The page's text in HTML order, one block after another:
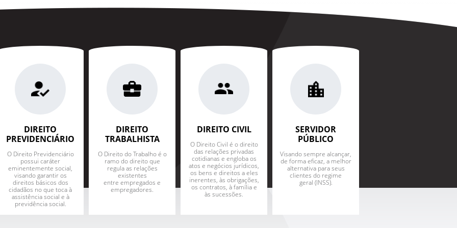
pagar carnê
preencher e
em auxílio-
DIREITO
PREVIDENCIÁRIO
O Direito Previdenciário
possui caráter
eminentemente social,
visando garantir os
direitos básicos dos
cidadãos no que toca à
assistência social e à
previdência social.
DIREITO
TRABALHISTA
O Direito do Trabalho é o
ramo do direito que
regula as relações
existentes
entre empregados e
empregadores.
DIREITO CIVIL
O Direito Civil é o direito
das relações privadas
cotidianas e engloba os
atos e negócios jurídicos,
os bens e direitos a eles
inerentes, às obrigações,
os contratos, à família e
às sucessões.
SERVIDOR
PÚBLICO
Visando sempre alcançar,
de forma eficaz, a melhor
alternativa para seus
clientes do regime
geral (INSS).
Especiais.